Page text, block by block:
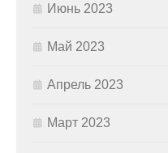
Июнь 2023
Май 2023
Апрель 2023
Март 2023